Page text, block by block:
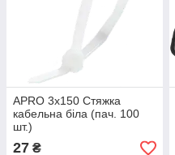
APRO 3х150 Стяжка
кабельна біла (пач. 100
шт.)
27 ₴